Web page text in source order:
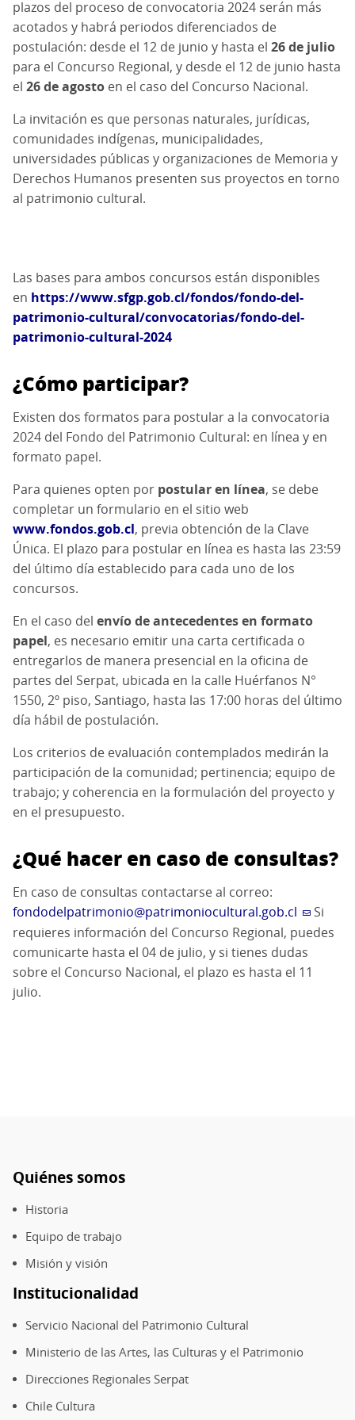
plazos del proceso de convocatoria 2024 serán más
acotados y habrá periodos diferenciados de
postulación: desde el 12 de junio y hasta el 26 de julio
para el Concurso Regional, y desde el 12 de junio hasta
el 26 de agosto en el caso del Concurso Nacional.
La invitación es que personas naturales, jurídicas,
comunidades indígenas, municipalidades,
universidades públicas y organizaciones de Memoria y
Derechos Humanos presenten sus proyectos en torno
al patrimonio cultural.
Las bases para ambos concursos están disponibles
en https://www.sfgp.gob.cl/fondos/fondo-del-
patrimonio-cultural/convocatorias/fondo-del-
patrimonio-cultural-2024
¿Cómo participar?
Existen dos formatos para postular a la convocatoria
2024 del Fondo del Patrimonio Cultural: en línea y en
formato papel.
Para quienes opten por postular en línea, se debe
completar un formulario en el sitio web
www.fondos.gob.cl, previa obtención de la Clave
Única. El plazo para postular en línea es hasta las 23:59
del último día establecido para cada uno de los
concursos.
En el caso del envío de antecedentes en formato
papel, es necesario emitir una carta certificada o
entregarlos de manera presencial en la oficina de
partes del Serpat, ubicada en la calle Huérfanos N°
1550, 2º piso, Santiago, hasta las 17:00 horas del último
día hábil de postulación.
Los criterios de evaluación contemplados medirán la
participación de la comunidad; pertinencia; equipo de
trabajo; y coherencia en la formulación del proyecto y
en el presupuesto.
¿Qué hacer en caso de consultas?
En caso de consultas contactarse al correo:
fondodelpatrimonio@patrimoniocultural.gob.cl
Si
requieres información del Concurso Regional, puedes
comunicarte hasta el 04 de julio, y si tienes dudas
sobre el Concurso Nacional, el plazo es hasta el 11
julio.
Pie
de
página
Quiénes somos
Historia
Equipo de trabajo
Misión y visión
Institucionalidad
Servicio Nacional del Patrimonio Cultural
Ministerio de las Artes, las Culturas y el Patrimonio
Direcciones Regionales Serpat
Chile Cultura